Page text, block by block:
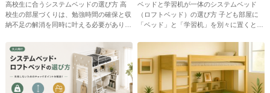
高校生に合うシステムベッドの選び方 高
校生の部屋づくりは、勉強時間の確保と収
納不足の解消を同時に叶える必要がありま
ッド・デスク・収納を一体化できる「シス
テムベッド」です。 ただし、サ […]
ベッドと学習机が一体のシステムベッド
（ロフトベッド）の選び方 子ども部屋に
「ベッド」と「学習机」を別々に置くと、
で人気なのが、ベッド下空間を活用して机
や収納をまとめられるシステムベッ […]